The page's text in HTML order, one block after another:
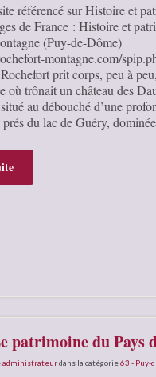
référencé sur Histoire et
de France : Histoire et
(Puy-de-Dôme)
montagne.com/
prit corps, peu à
où trônait un château des
au débouché d’une
prés du lac de Guéry,
patrimoine du Pays
administrateurdans la catégorie63 - Puy-